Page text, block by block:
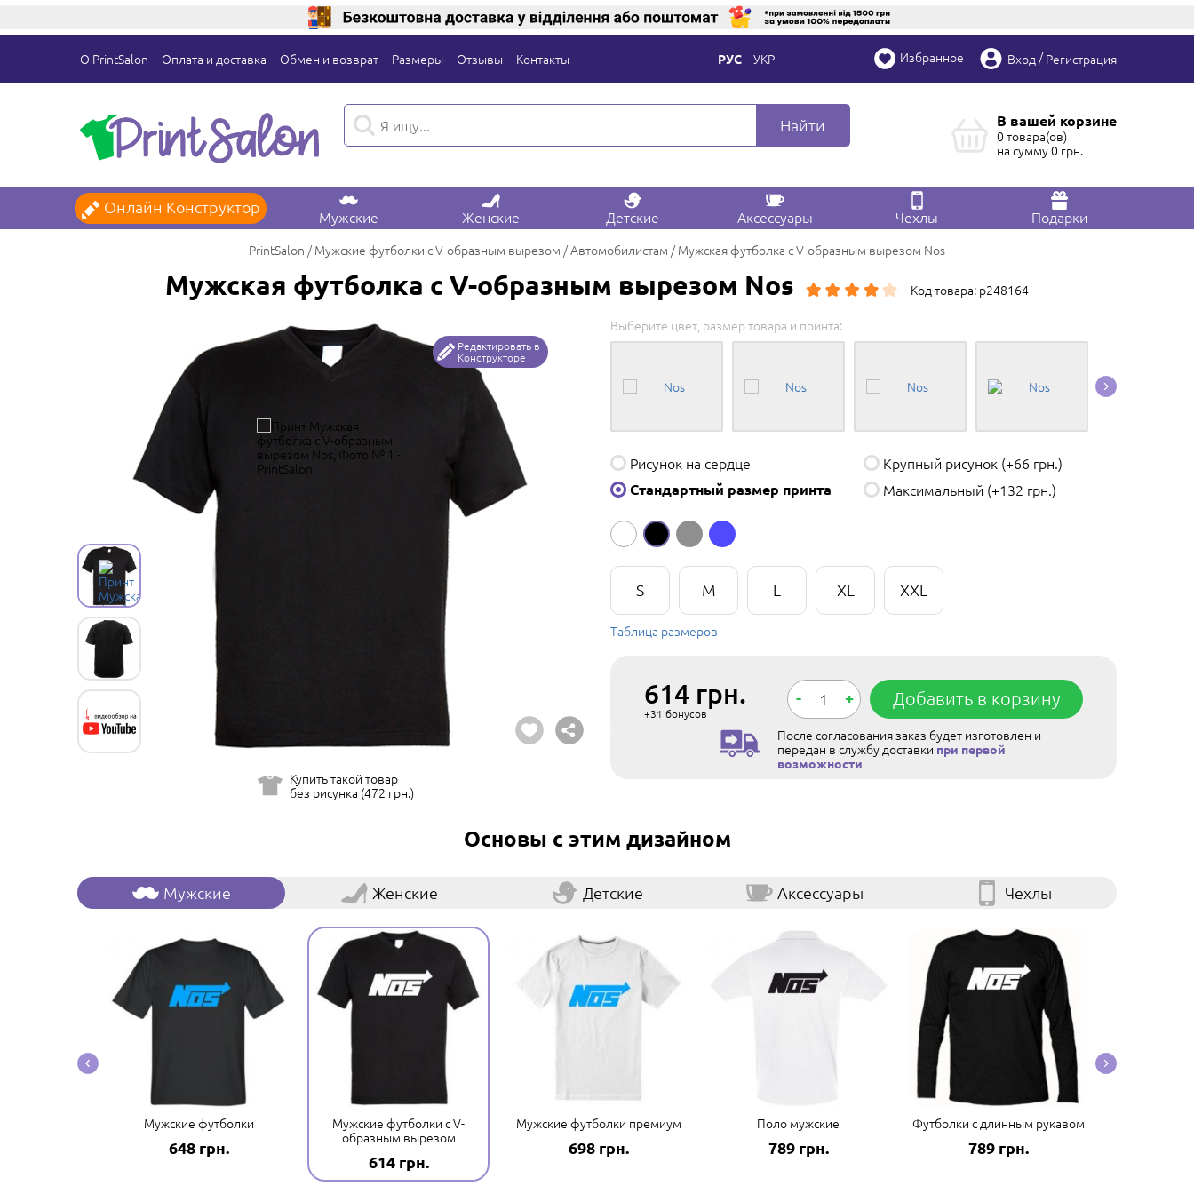
О PrintSalon Оплата и доставка Обмен и возврат Размеры Отзывы Контакты РУС УКР Избранное Вход /Регистрация
Найти В вашей корзине
0 товара(ов)
на сумму0 грн.
Онлайн Конструктор
Мужские Женские Детские Аксессуары Чехлы Подарки
PrintSalon Мужские футболки с V-образным вырезом Автомобилистам Мужская футболка с V-образным вырезом Nos
Мужская футболка с V-образным вырезом Nos Код товара: p248164
Редактировать в
Конструкторе
Редактировать в
Купить такой товар
без рисунка (472 грн.)
Выберите цвет, размер товара и принта:
Рисунок на сердце Крупный рисунок (+66 грн.)
Стандартный размер принта Максимальный (+132 грн.)
S M L XL XXL
Таблица размеров
614 грн.
+31 бонусов
- + Добавить в корзину
После согласования заказ будет изготовлен и
передан в службу доставки при первой
возможности
Основы с этим дизайном
Мужские Женские Детские Аксессуары Чехлы
Мужские футболки
648 грн.
Мужские футболки с V-
образным вырезом
614 грн.
Мужские футболки премиум
698 грн.
Поло мужские
789 грн.
Футболки с длинным рукавом
789 грн.